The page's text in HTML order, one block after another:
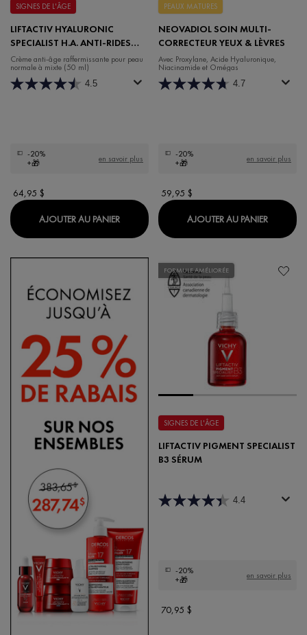
SIGNES DE L'ÂGE
LIFTACTIV HYALURONIC
SPECIALIST H.A. ANTI-RIDES
CRÈME HYDRATANTE DE JOUR
POUR PEAU NORMALE À MIXTE
Crème anti-âge raffermissante pour peau
normale à mixte (50 ml)
4.5
-20%
+🎁
en savoir plus
64,95 $
AJOUTER AU PANIER LIFTACTIV HYALURONIC SPECIALIST H.A.
PEAUX MATURES
NEOVADIOL SOIN MULTI-
CORRECTEUR YEUX & LÈVRES
Avec Proxylane, Acide Hyaluronique,
Niacinamide et Omégas
4.7
-20%
+🎁
en savoir plus
59,95 $
AJOUTER AU PANIER
FORMULE AMÉLIORÉE
SIGNES DE L'ÂGE
LIFTACTIV PIGMENT SPECIALIST
B3 SÉRUM
4.4
-20%
+🎁
en savoir plus
70,95 $